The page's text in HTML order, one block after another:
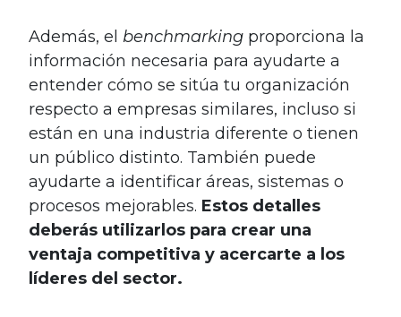
Además, el benchmarking proporciona la
información necesaria para ayudarte a
entender cómo se sitúa tu organización
respecto a empresas similares, incluso si
están en una industria diferente o tienen
un público distinto. También puede
ayudarte a identificar áreas, sistemas o
procesos mejorables. Estos detalles
deberás utilizarlos para crear una
ventaja competitiva y acercarte a los
líderes del sector.